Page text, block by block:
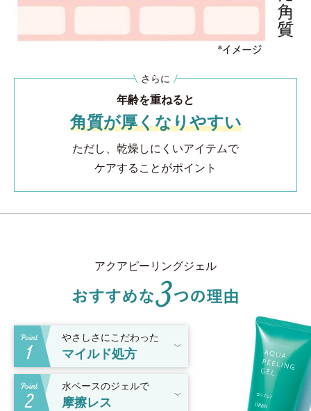
さらに
年齢を重ねると
角質が厚くなりやすい
ただし、乾燥しにくいアイテムで
ケアすることがポイント
アクアピーリングジェル
やさしさにこだわった
マイルド処方
水ベースのジェルで
摩擦レス